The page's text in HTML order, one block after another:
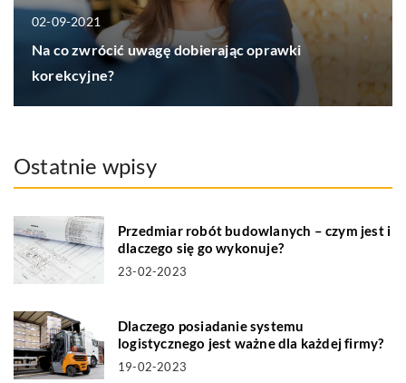
02-09-2021
Na co zwrócić uwagę dobierając oprawki
korekcyjne?
Ostatnie wpisy
Przedmiar robót budowlanych – czym jest i
dlaczego się go wykonuje?
23-02-2023
Dlaczego posiadanie systemu
logistycznego jest ważne dla każdej firmy?
19-02-2023